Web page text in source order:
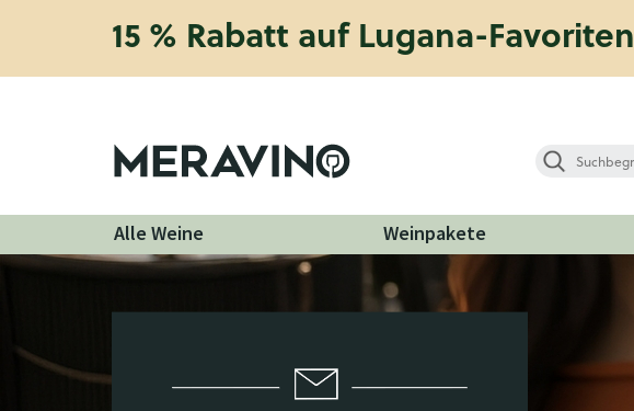
15 % Rabatt auf Lugana-Favoriten
Alle Weine Weinpakete